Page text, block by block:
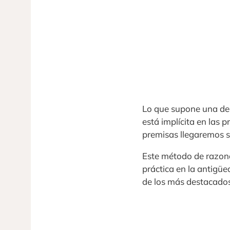
Lo que supone una
está implícita en las
premisas llegaremos
Este método de
práctica en la
de los más